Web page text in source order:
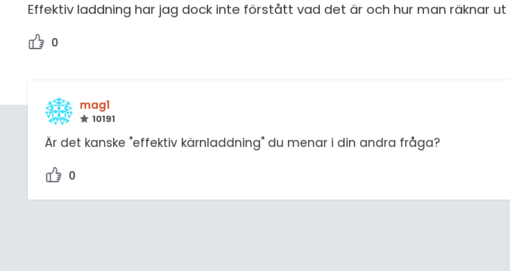
Effektiv laddning har jag dock inte förstått vad det är och hur man räknar
0
mag1
10191
Är det kanske "effektiv kärnladdning" du menar i din andra fråga?
0